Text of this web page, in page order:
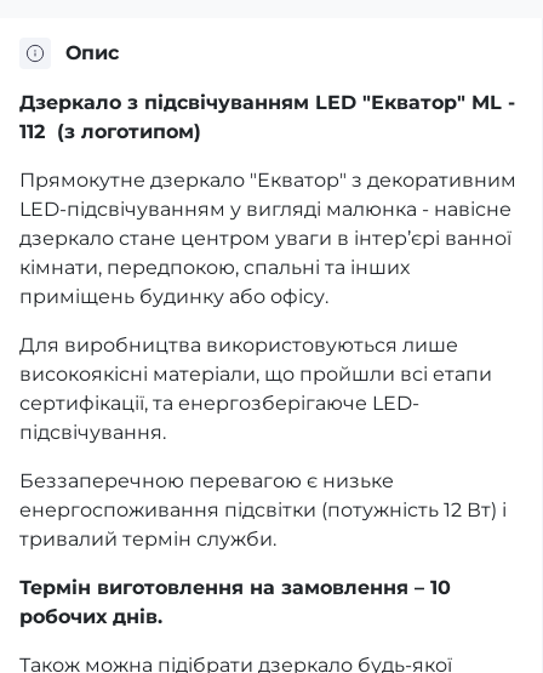
Опис
Дзеркало з підсвічуванням LED "Екватор" ML -
112 (з логотипом)
Прямокутне дзеркало "Екватор" з декоративним
LED-підсвічуванням у вигляді малюнка - навісне
дзеркало стане центром уваги в інтер’єрі ванної
кімнати, передпокою, спальні та інших
приміщень будинку або офісу.
Для виробництва використовуються лише
високоякісні матеріали, що пройшли всі етапи
сертифікації, та енергозберігаюче LED-
підсвічування.
Беззаперечною перевагою є низьке
енергоспоживання підсвітки (потужність 12 Вт) і
тривалий термін служби.
Термін виготовлення на замовлення – 10
робочих днів.
Також можна підібрати дзеркало будь-якої